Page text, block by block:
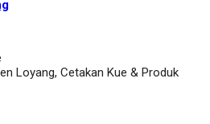
Loyang, Cetakan Kue & Produk